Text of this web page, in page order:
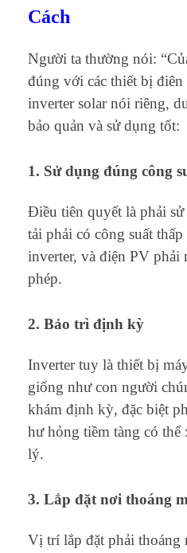
Cách
Người ta thường nói:
đúng với các thiết bị
inverter solar nói riêng,
bảo quản và sử dụng tốt:
1. Sử dụng đúng công
Điều tiên quyết là phải
tải phải có công suất
inverter, và điện PV phải
phép.
2. Bảo trì định kỳ
Inverter tuy là thiết bị
giống như con người
khám định kỳ, đặc biệt
hư hỏng tiềm tàng có
lý.
3. Lắp đặt nơi thoáng
Vị trí lắp đặt phải thoáng